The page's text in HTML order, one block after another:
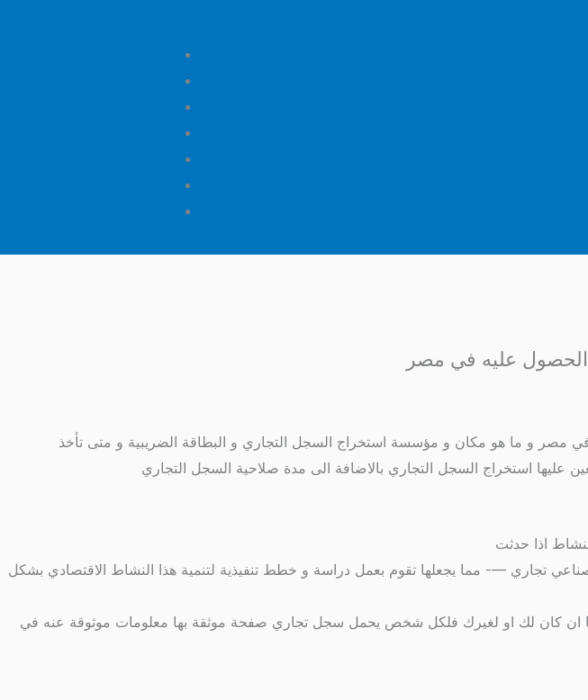
مصر و ما هو مكان و مؤسسة استخراج السجل التجاري و البطاقة الضريبية و متى تأخذ
استخراج السجل التجاري بالاضافة الى مدة صلاحية السجل التجاري
اذا حدثت
تجاري —- مما يجعلها تقوم بعمل دراسة و خطط تنفيذية لتنمية هذا النشاط الاقتصادي بشكل
ان كان لك او لغيرك فلكل شخص يحمل سجل تجاري صفحة موثقة بها معلومات موثوقة عنه في